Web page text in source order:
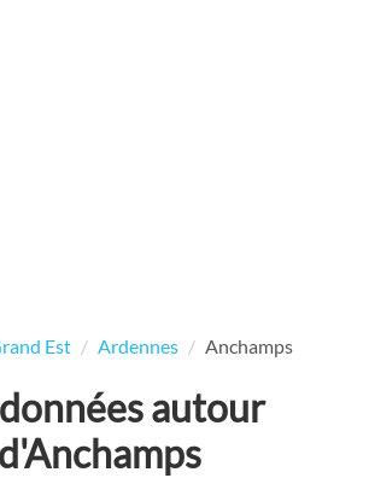
Est Ardennes Anchamps
autour
d'Anchamps